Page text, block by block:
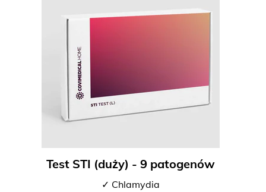
Test STI (duży) - 9 patogenów
✓ Chlamydia